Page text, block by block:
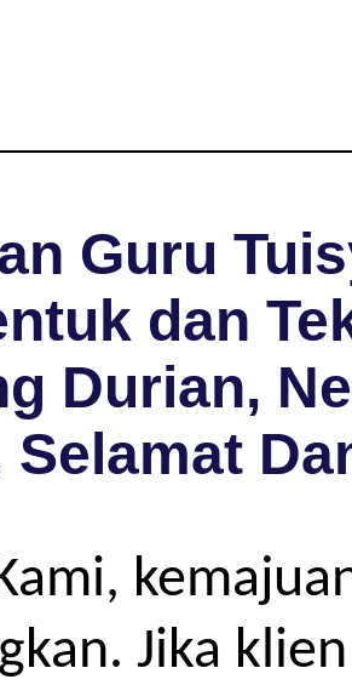
Guru
dan
Durian,
Selamat
Jika